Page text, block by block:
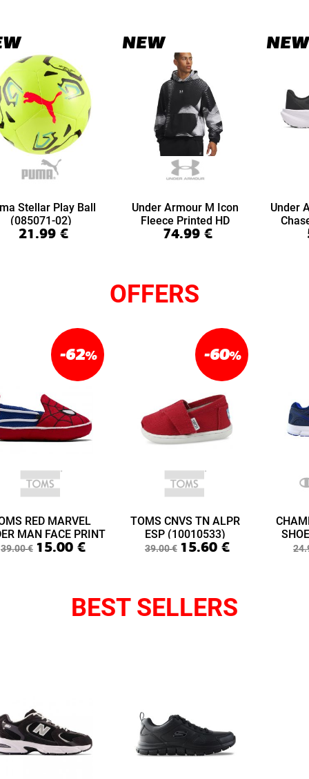
Stellar Play Ball
(085071-02)
21.99 €
NEW
Under Armour M Icon
Fleece Printed HD
(6016615-008)
74.99 €
NEW
Under
OFFERS
-62%
RED MARVEL
MAN FACE PRINT
LIME LAYETTE
39.00€ 15.00 €
-60%
TOMS CNVS TN ALPR
ESP (10010533)
39.00€ 15.60 €
BEST SELLERS